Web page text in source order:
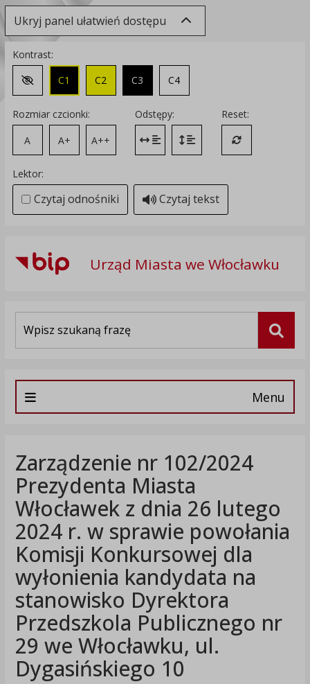
Ukryj panel ułatwień dostępu
Kontrast:
Zmień kontrast na domyślny
C1 C2 C3 C4
Rozmiar czcionki:
A
A+ A++
Odstępy:
Zmień odstęp między literami
Zmień interlinię i margines
Reset:
Przywróć
Lektor:
Czytaj odnośniki Czytaj tekst
Urząd Miasta we Włocławku
Menu
Zarządzenie nr 102/2024
Prezydenta Miasta
Włocławek z dnia 26 lutego
2024 r. w sprawie powołania
Komisji Konkursowej dla
wyłonienia kandydata na
stanowisko Dyrektora
Przedszkola Publicznego nr
29 we Włocławku, ul.
Dygasińskiego 10